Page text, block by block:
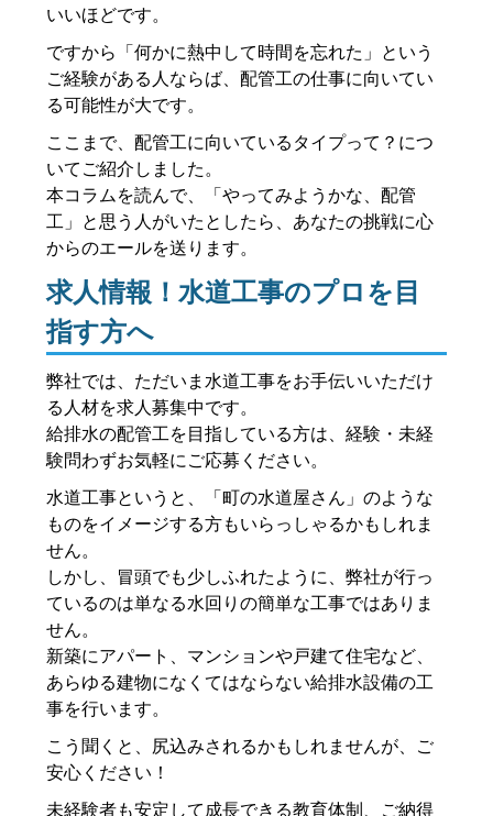
いいほどです。
ですから「何かに熱中して時間を忘れた」という
ご経験がある人ならば、配管工の仕事に向いてい
る可能性が大です。
ここまで、配管工に向いているタイプって？につ
いてご紹介しました。
本コラムを読んで、「やってみようかな、配管
工」と思う人がいたとしたら、あなたの挑戦に心
からのエールを送ります。
求人情報！水道工事のプロを目
指す方へ
弊社では、ただいま水道工事をお手伝いいただけ
る人材を求人募集中です。
給排水の配管工を目指している方は、経験・未経
験問わずお気軽にご応募ください。
水道工事というと、「町の水道屋さん」のような
ものをイメージする方もいらっしゃるかもしれま
せん。
しかし、冒頭でも少しふれたように、弊社が行っ
ているのは単なる水回りの簡単な工事ではありま
せん。
新築にアパート、マンションや戸建て住宅など、
あらゆる建物になくてはならない給排水設備の工
事を行います。
こう聞くと、尻込みされるかもしれませんが、ご
安心ください！
未経験者も安定して成長できる教育体制、ご納得